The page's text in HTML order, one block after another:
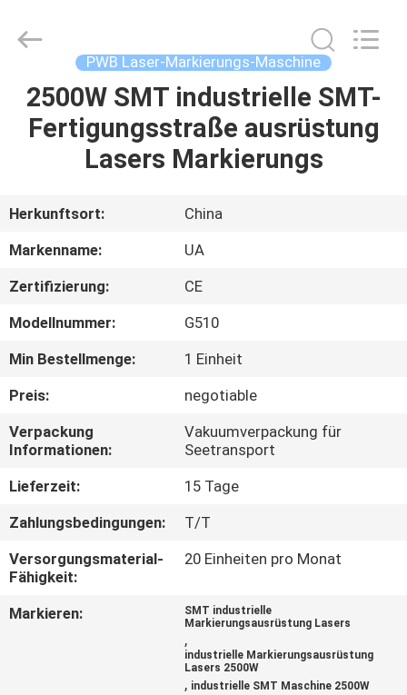
HAUS
PRODUKTE
ÜBER
UNS
FABRIK-
AUSFLUG
QUALITÄTSKONTROLLE
TRETEN
SIE
MIT
IN
VERBINDUNG
LIMITED.
PWB Laser-Markierungs-Maschine
2500W SMT industrielle SMT-
Fertigungsstraße ausrüstung
Lasers Markierungs
Herkunftsort:
China
Markenname:
UA
Zertifizierung:
CE
Modellnummer:
G510
Min Bestellmenge:
1 Einheit
Preis:
negotiable
Verpackung
Informationen:
Vakuumverpackung für
Seetransport
Lieferzeit:
15 Tage
Zahlungsbedingungen:
T/T
Versorgungsmaterial-
Fähigkeit:
20 Einheiten pro Monat
Markieren:
SMT industrielle
Markierungsausrüstung Lasers
,
industrielle Markierungsausrüstung
Lasers 2500W
, industrielle SMT Maschine 2500W